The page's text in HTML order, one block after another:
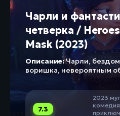
Чарли и
четверка /
Mask (2023)
Описание:Чарли,
воришка, невероятным
в другой мир, где
супергероев нужна
сразиться с темным
7.3
2023
комедия